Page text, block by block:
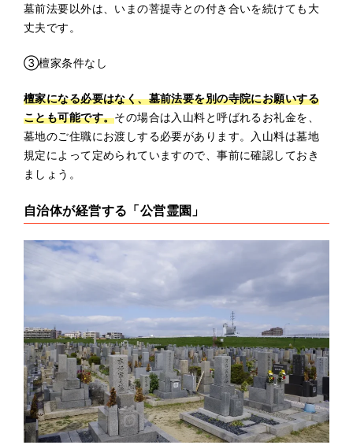
墓前法要以外は、いまの菩提寺との付き合いを続けても大
丈夫です。
③檀家条件なし
檀家になる必要はなく、墓前法要を別の寺院にお願いする
ことも可能です。その場合は入山料と呼ばれるお礼金を、
墓地のご住職にお渡しする必要があります。入山料は墓地
規定によって定められていますので、事前に確認しておき
ましょう。
自治体が経営する「公営霊園」